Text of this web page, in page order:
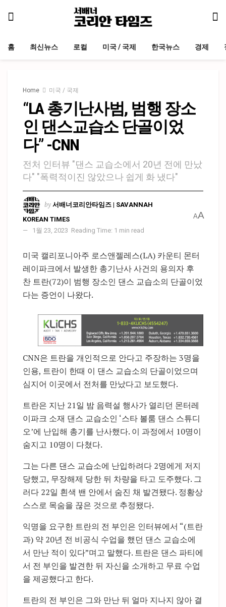
홈 최신뉴스 로컬 미국 / 국제 한국뉴스 경제
Home 미국 / 국제
“LA 총기난사범, 범행 장소
인 댄스교습소 단골이었
다” -CNN
전처 인터뷰 "댄스 교습소에서 20년 전에 만났
다" "폭력적이진 않았으나 쉽게 화 냈다"
by 서배너코리안타임즈 | SAVANNAH
KOREAN TIMES
1월 23, 2023 Reading Time: 1 min read
AA
미국 캘리포니아주 로스앤젤레스(LA) 카운티 몬터
레이파크에서 발생한 총기난사 사건의 용의자 후
찬 트란(72)이 범행 장소인 댄스 교습소의 단골이었
다는 증언이 나왔다.
CNN은 트란을 개인적으로 안다고 주장하는 3명을
인용, 트란이 한때 이 댄스 교습소의 단골이었으며
심지어 이곳에서 전처를 만났다고 보도했다.
트란은 지난 21일 밤 음력설 행사가 열리던 몬터레
이파크 소재 댄스 교습소인 ‘스타 볼룸 댄스 스튜디
오’에 난입해 총기를 난사했다. 이 과정에서 10명이
숨지고 10명이 다쳤다.
그는 다른 댄스 교습소에 난입하려다 2명에게 저지
당했고, 무장해제 당한 뒤 차량을 타고 도주했다. 그
러다 22일 흰색 밴 안에서 숨진 채 발견됐다. 정황상
스스로 목숨을 끊은 것으로 추정됐다.
익명을 요구한 트란의 전 부인은 인터뷰에서 “(트란
과) 약 20년 전 비공식 수업을 했던 댄스 교습소에
서 만난 적이 있다”며고 말했다. 트란은 댄스 파티에
서 전 부인을 발견한 뒤 자신을 소개하고 무료 수업
을 제공했다고 한다.
트란의 전 부인은 그와 만난 뒤 얼마 지나지 않아 결